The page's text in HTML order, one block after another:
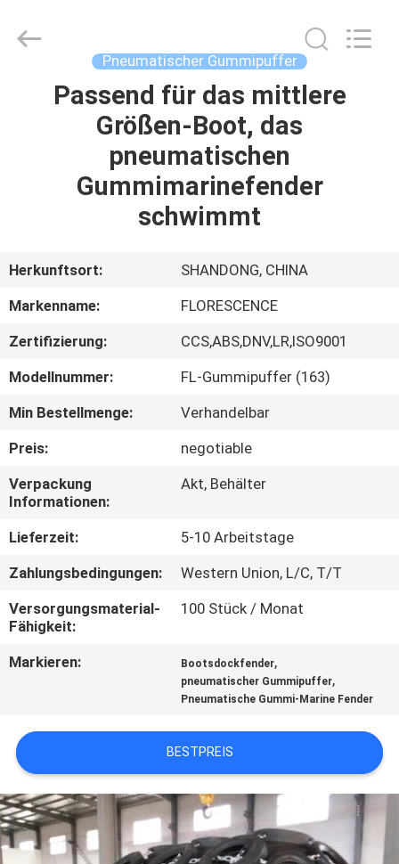
HEIM
PRODUKTE
ÜBER
UNS
FABRIK-
TOUR
QUALITÄTSKONTROLLE
KONTAKTIERE
UNS
NACHRICHTEN
FÄLLE
PRIVACY
POLICY
LTD..
Pneumatischer Gummipuffer
Passend für das mittlere
Größen-Boot, das
pneumatischen
Gummimarinefender
schwimmt
Herkunftsort:
SHANDONG, CHINA
Markenname:
FLORESCENCE
Zertifizierung:
CCS,ABS,DNV,LR,ISO9001
Modellnummer:
FL-Gummipuffer (163)
Min Bestellmenge:
Verhandelbar
Preis:
negotiable
Verpackung
Informationen:
Akt, Behälter
Lieferzeit:
5-10 Arbeitstage
Zahlungsbedingungen:
Western Union, L/C, T/T
Versorgungsmaterial-
Fähigkeit:
100 Stück / Monat
Markieren: Bootsdockfender,
pneumatischer Gummipuffer,
Pneumatische Gummi-Marine Fender
BESTPREIS